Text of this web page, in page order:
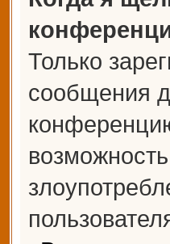
Только
сообщения